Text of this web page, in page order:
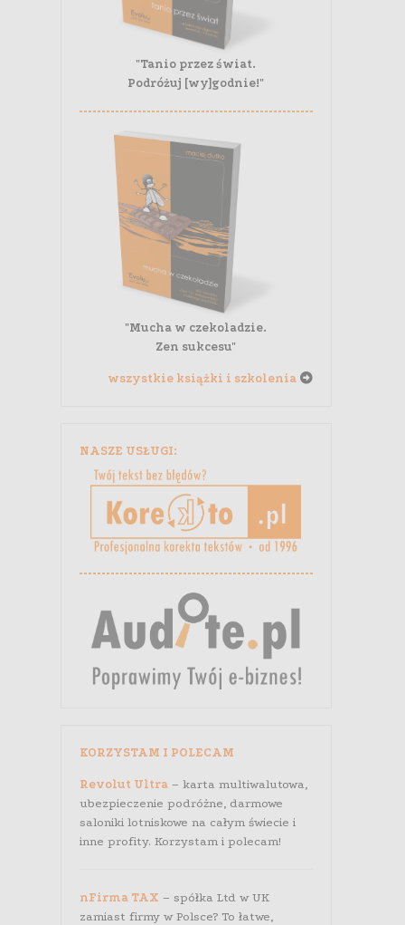
"Tanio przez świat.
Podróżuj [wy]godnie!"
"Mucha w czekoladzie.
Zen sukcesu"
wszystkie książki i szkolenia
NASZE USŁUGI:
KORZYSTAM I POLECAM
Revolut Ultra– karta multiwalutowa,
ubezpieczenie podróżne, darmowe
saloniki lotniskowe na całym świecie i
inne profity. Korzystam i polecam!
nFirma TAX – spółka Ltd w UK
zamiast firmy w Polsce? To łatwe,